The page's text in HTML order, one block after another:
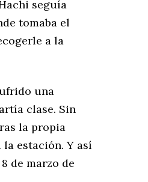
seguía
tomaba el
a la
una
clase. Sin
la propia
estación. Y así
de marzo de